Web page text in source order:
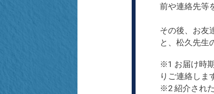
前や連絡先等
その後、お友
と、松久先生
※1 お届け時
りご連絡しま
※2 紹介され